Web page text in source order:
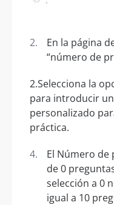
En la página
“número de
2.Selecciona la
para introducir
personalizado
práctica.
El Número
de 0
selección a 0
igual a 10